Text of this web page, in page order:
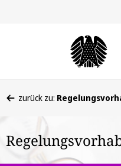
befinden
hier:
zurück zu: